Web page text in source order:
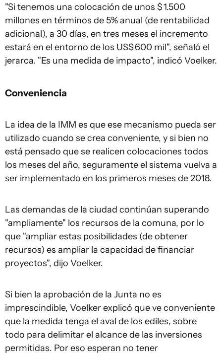
"Si tenemos una colocación de unos $ 1.500
millones en términos de 5% anual (de rentabilidad
adicional), a 30 días, en tres meses el incremento
estará en el entorno de los US$ 600 mil", señaló el
jerarca. "Es una medida de impacto", indicó Voelker.
Conveniencia
La idea de la IMM es que ese mecanismo pueda ser
utilizado cuando se crea conveniente, y si bien no
está pensado que se realicen colocaciones todos
los meses del año, seguramente el sistema vuelva a
ser implementado en los primeros meses de 2018.
Las demandas de la ciudad continúan superando
"ampliamente" los recursos de la comuna, por lo
que "ampliar estas posibilidades (de obtener
recursos) es ampliar la capacidad de financiar
proyectos", dijo Voelker.
Si bien la aprobación de la Junta no es
imprescindible, Voelker explicó que ve conveniente
que la medida tenga el aval de los ediles, sobre
todo para delimitar el alcance de las inversiones
permitidas. Por eso esperan no tener